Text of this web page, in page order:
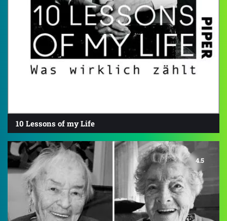
10 Lessons of my Life
4.5